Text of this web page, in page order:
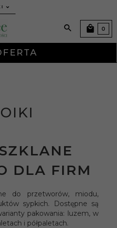
0
DLA FIRM
do przetworów, miodu,
sypkich. Dostępne są
pakowania: luzem, w
i półpaletach.